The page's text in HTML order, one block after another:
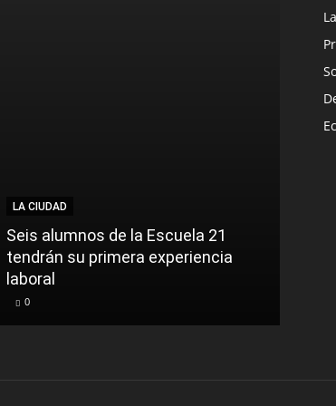
LA CIUDAD
Seis alumnos de la Escuela 21
tendrán su primera experiencia
laboral
0